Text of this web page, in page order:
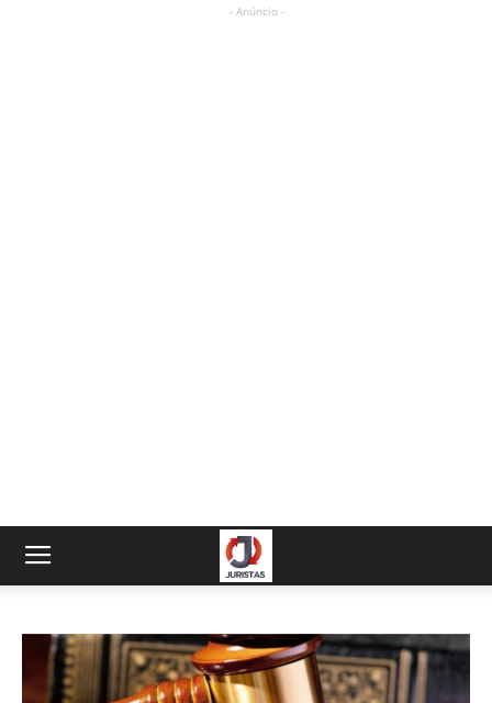
- Anúncio -